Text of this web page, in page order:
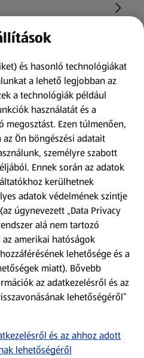
applikációt!
és hasonló technológiákat
a lehető legjobban az
a technológiák például
használatát és a
megosztást. Ezen túlmenően,
Ön böngészési adatait
személyre szabott
Ennek során az adatok
kerülhetnek
adatok védelmének szintje
úgynevezett „Data Privacy
alá nem tartozó
amerikai hatóságok
lehetősége és a
miatt). Bővebb
az adatkezelésről és az
lehetőségéről”
és az ahhoz adott
lehetőségéről